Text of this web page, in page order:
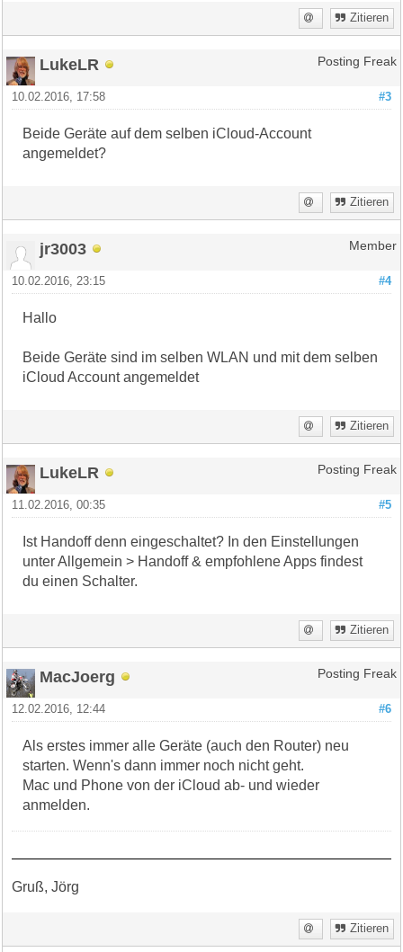
Zitieren
LukeLR Posting Freak
#3
10.02.2016, 17:58
Beide Geräte auf dem selben iCloud-Account
angemeldet?
Zitieren
jr3003 Member
#4
10.02.2016, 23:15
Hallo
Beide Geräte sind im selben WLAN und mit dem selben
iCloud Account angemeldet
Zitieren
LukeLR Posting Freak
#5
11.02.2016, 00:35
Ist Handoff denn eingeschaltet? In den Einstellungen
unter Allgemein > Handoff & empfohlene Apps findest
du einen Schalter.
Zitieren
MacJoerg Posting Freak
#6
12.02.2016, 12:44
Als erstes immer alle Geräte (auch den Router) neu
starten. Wenn's dann immer noch nicht geht.
Mac und Phone von der iCloud ab- und wieder
anmelden.
Gruß, Jörg
Zitieren